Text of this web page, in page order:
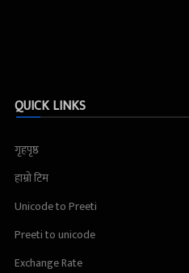
QUICK LINKS
गृहपृष्ठ
हाम्रो टिम
Unicode to Preeti
Preeti to unicode
Exchange Rate